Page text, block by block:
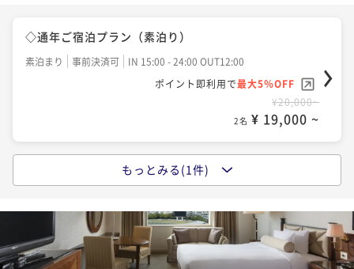
◇通年ご宿泊プラン（素泊り）
素泊まり 事前決済可
IN 15:00 - 24:00 OUT12:00
ポイント即利用で最大5％OFF
¥20,000~
2名 ¥ 19,000 ~
◇通年ご宿泊プラン（朝食付）
ポイント即利用で
最大5％OFF
¥25,000~
2名 ¥ 23,750 ~
もっとみる(1件)